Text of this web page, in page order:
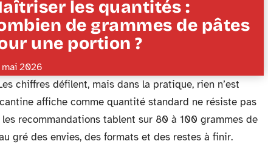
les quantités :
de grammes de pâtes
une portion ?
2026
chiffres défilent, mais dans la pratique, rien n’est
affiche comme quantité standard ne résiste pas
recommandations tablent sur 80 à 100 grammes de
gré des envies, des formats et des restes à finir.